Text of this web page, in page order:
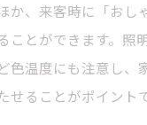
か、来客時に「おし
ことができます。照
色温度にも注意し、
せることがポイントで